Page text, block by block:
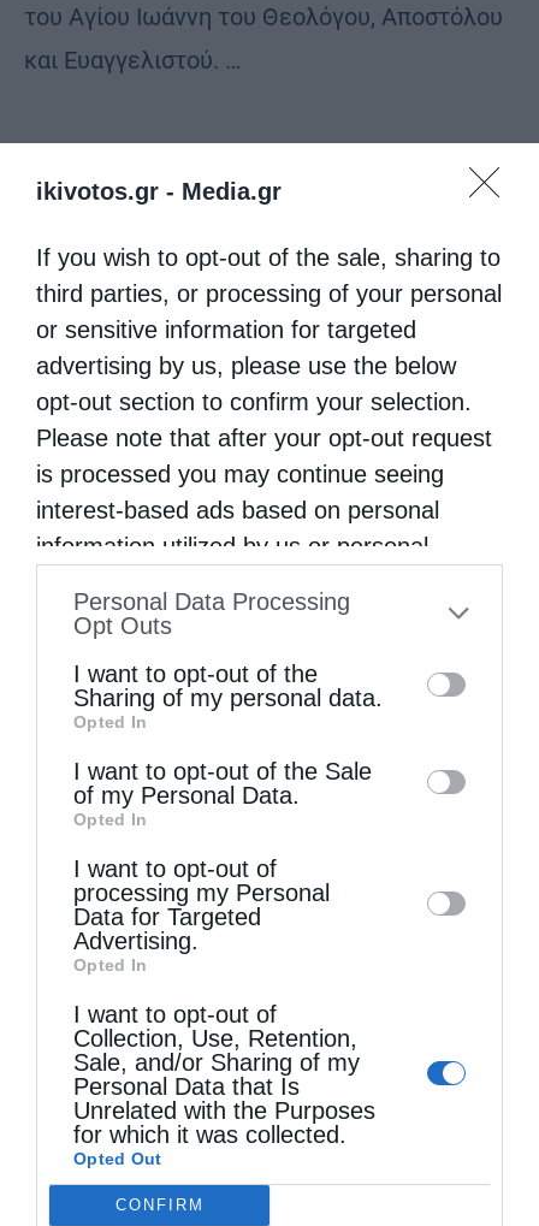
ikivotos.gr - Media.gr
If you wish to opt-out of the sale, sharing to
third parties, or processing of your personal
or sensitive information for targeted
advertising by us, please use the below
opt-out section to confirm your selection.
Please note that after your opt-out request
is processed you may continue seeing
interest-based ads based on personal
information utilized by us or personal
to your opt-out. You may separately opt-out
information by third parties on the IAB’s list
of downstream participants. This
information may also be disclosed by us to
third parties on theIAB’s List of
Downstream Participants
disclose it to other third parties.
Personal Data Processing
Opt Outs
I want to opt-out of the
Sharing of my personal data.
Opted In
I want to opt-out of the Sale
of my Personal Data.
Opted In
I want to opt-out of
processing my Personal
Data for Targeted
Advertising.
Opted In
I want to opt-out of
Collection, Use, Retention,
Sale, and/or Sharing of my
Personal Data that Is
Unrelated with the Purposes
for which it was collected.
Opted Out
CONFIRM
του Αγίου Ιωάννη του Θεολόγου, Αποστόλου
και Ευαγγελιστού. …
Τελευταία άρθρα
Ελληνικός Ερυθρός Σταυρός: Τι πρέπει να
περιέχει ένα φαρμακείο διακοπών
Η πανήγυρις της Μεταμορφώσεως του Σωτήρος
στη Θεσσαλονίκη
Όταν είσαι ευλαβής